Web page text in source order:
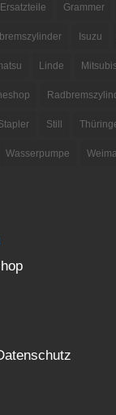
Grammer
Isuzu
Linde
Still
Wasserpumpe